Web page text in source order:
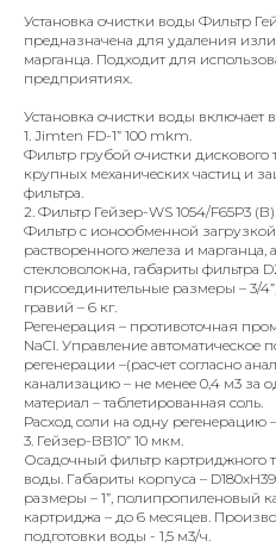
Установка очистки воды Фильтр
предназначена для удаления
марганца. Подходит для
предприятиях.
Установка очистки воды
1. Jimten FD-1” 100 mkm.
Фильтр грубой очистки дискового
крупных механических частиц и
фильтра.
2. Фильтр Гейзер-WS 1054/F65Р3 (В).
Фильтр с ионообменной загрузкой
растворенного железа и
стекловолокна, габариты фильтра
присоединительные размеры – 3/
гравий – 6 кг.
Регенерация – противоточная
NaCl. Управление автоматическое
регенерации –(расчет согласно
канализацию – не менее 0,4 м3 за
материал – таблетированная соль.
Расход соли на одну регенерацию –
3. Гейзер-ВВ10” 10 мкм.
Осадочный фильтр картриджного
воды. Габариты корпуса –
размеры – 1”, полипропиленовый
картриджа – до 6 месяцев.
подготовки воды - 1,5 м3/ч.